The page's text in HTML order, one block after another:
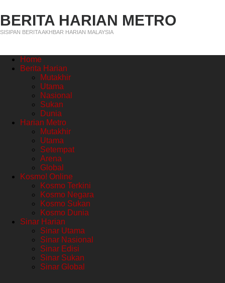
BERITA HARIAN METRO
SISIPAN BERITA AKHBAR HARIAN MALAYSIA
Home
Berita Harian
Mutakhir
Utama
Nasional
Sukan
Dunia
Harian Metro
Mutakhir
Utama
Setempat
Arena
Global
Kosmo! Online
Kosmo Terkini
Kosmo Negara
Kosmo Sukan
Kosmo Dunia
Sinar Harian
Sinar Utama
Sinar Nasional
Sinar Edisi
Sinar Sukan
Sinar Global